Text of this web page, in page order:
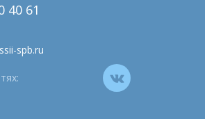
40 61
spb.ru